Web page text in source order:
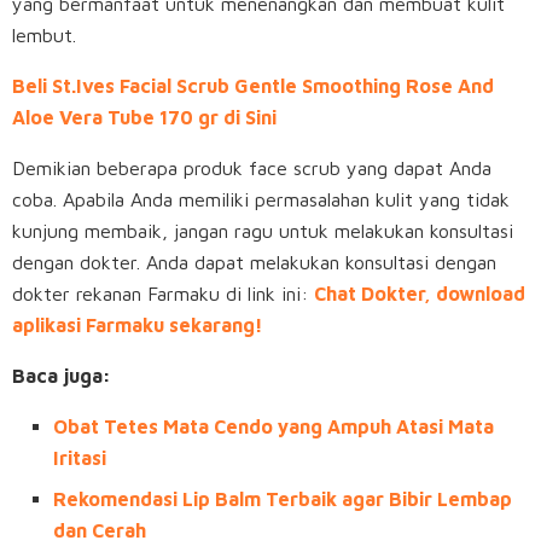
lembut.
Beli St.Ives Facial Scrub Gentle Smoothing Rose And
Aloe Vera Tube 170 gr di Sini
Demikian beberapa produk face scrub yang dapat Anda
coba. Apabila Anda memiliki permasalahan kulit yang tidak
kunjung membaik, jangan ragu untuk melakukan konsultasi
dengan dokter. Anda dapat melakukan konsultasi dengan
dokter rekanan Farmaku di link ini: Chat Dokter, download
aplikasi Farmaku sekarang!
Baca juga:
Obat Tetes Mata Cendo yang Ampuh Atasi Mata
Iritasi
Rekomendasi ‌Lip‌ ‌Balm‌ ‌Terbaik‌ agar Bibir Lembap
dan Cerah